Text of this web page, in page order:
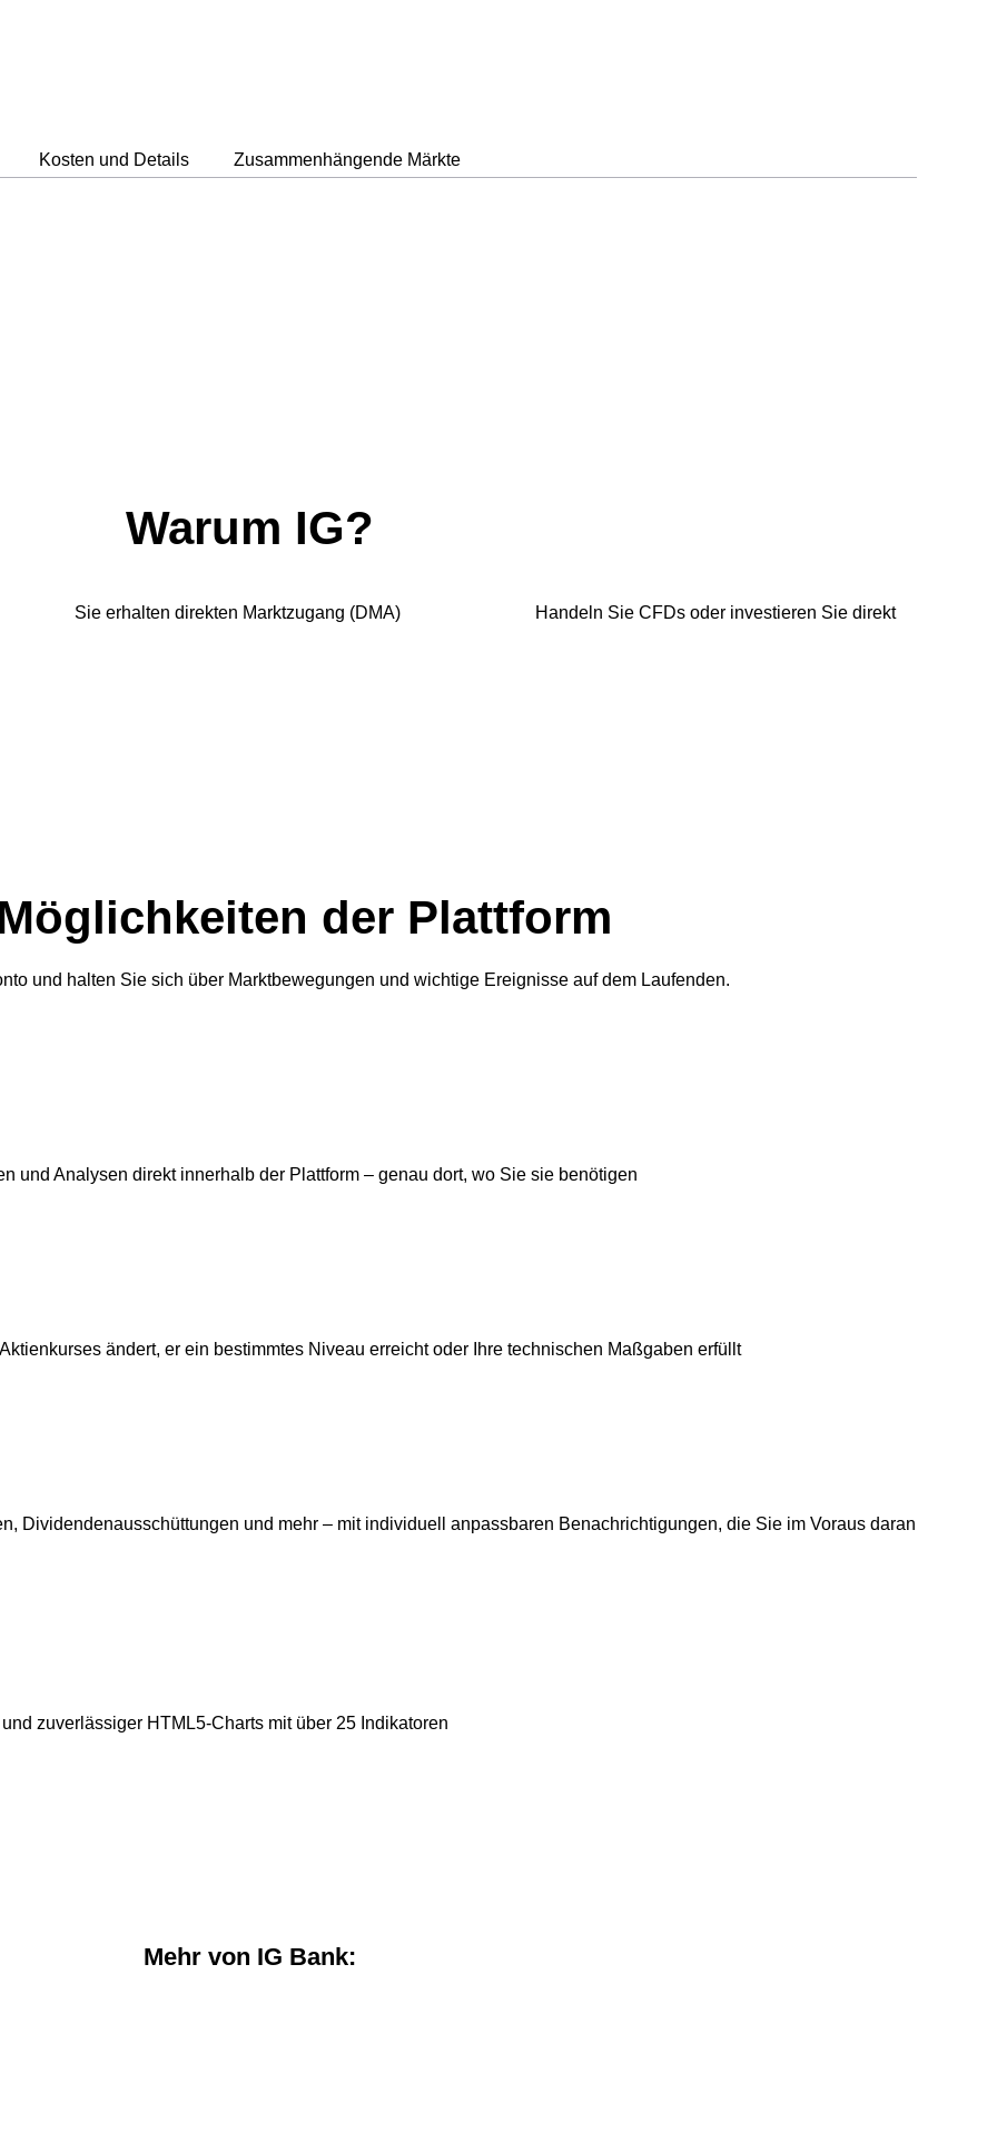
Kosten und Details Zusammenhängende Märkte
Warum IG?
Sie erhalten direkten Marktzugang (DMA) Handeln Sie CFDs oder investieren Sie direkt
der Plattform
und halten Sie sich über Marktbewegungen und wichtige Ereignisse auf dem Laufenden.
und Analysen direkt innerhalb der Plattform – genau dort, wo Sie sie benötigen
ändert, er ein bestimmtes Niveau erreicht oder Ihre technischen Maßgaben erfüllt
Dividendenausschüttungen und mehr – mit individuell anpassbaren Benachrichtigungen, die Sie im Voraus daran
zuverlässiger HTML5-Charts mit über 25 Indikatoren
Mehr von IG Bank: